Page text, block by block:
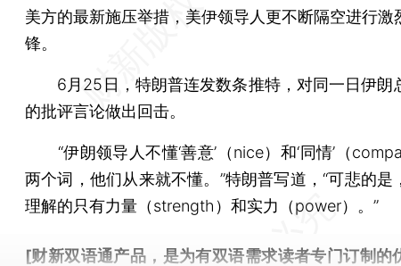
美方的最新施压举措，美伊领导人更不断隔空进行激
锋。
6月25日，特朗普连发数条推特，对同一日伊朗
的批评言论做出回击。
“伊朗领导人不懂‘善意’（nice）和‘同情’（
两个词，他们从来就不懂。”特朗普写道，“可悲的是
理解的只有力量（strength）和实力（power）。”
[财新双语通产品，是为有双语需求读者专门订制的